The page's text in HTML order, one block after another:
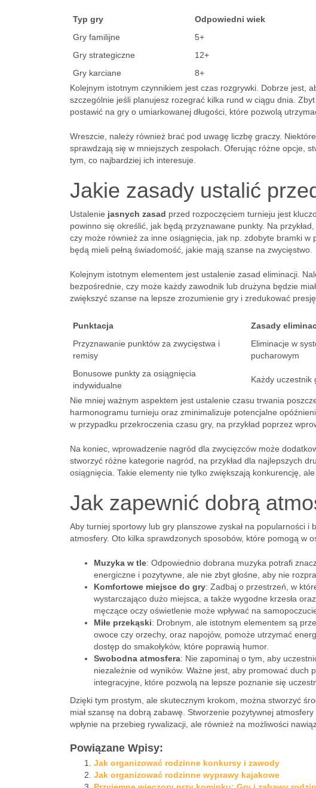
Typ gry Odpowiedni wiek
Gry familijne
5+
Gry strategiczne
12+
Gry karciane
8+
Kolejnym istotnym czynnikiem jest czas rozgrywki. Dobrze jest,
szczególnie jeśli planujesz rozegrać kilka rund w ciągu dnia.
postawić na gry o umiarkowanej długości, które pozwolą
Wreszcie, należy również brać pod uwagę liczbę graczy.
sprawdzają się w mniejszych zespołach. Oferując różne opcje,
tym, co najbardziej ich interesuje.
Jakie zasady ustalić
Ustalenie jasnych zasad przed rozpoczęciem turnieju jest
powinno się określić, jak będą przyznawane punkty. Na
czy może również za inne osiągnięcia, jak np. zdobyte bramki w
będą mieli pełną świadomość, jakie mają szanse na zwycięstwo.
Kolejnym istotnym elementem jest ustalenie zasad eliminacji.
bezpośrednie, czy może każdy zawodnik lub drużyna będzie
zwiększyć szanse na lepsze zrozumienie gry i zredukować
Punktacja Zasady
Przyznawanie punktów za zwycięstwa i
remisy
Eliminacje w
pucharowym
Bonusowe punkty za osiągnięcia
indywidualne
Każdy uczestnik
Nie mniej ważnym aspektem jest ustalenie czasu trwania
harmonogramu turnieju oraz zminimalizuje potencjalne
w przypadku przekroczenia czasu gry, na przykład poprzez
Na koniec, wprowadzenie nagród dla zwycięzców może
stworzyć różne kategorie nagród, na przykład dla najlepszych
osiągnięcia. Takie elementy nie tylko zwiększają konkurencję,
Jak zapewnić dobrą
Aby turniej sportowy lub gry planszowe zyskał na popularności
atmosfery. Oto kilka sprawdzonych sposobów, które pomogą w
Muzyka w tle: Odpowiednio dobrana muzyka potrafi
energiczne i pozytywne, ale nie zbyt głośne, aby nie
Komfortowe miejsce do gry: Zadbaj o przestrzeń, w
wystarczająco dużo miejsca, a także wygodne krzesła
męczące oczy oświetlenie może wpływać na
Miłe przekąski: Drobnym, ale istotnym elementem są
owoce czy orzechy, oraz napojów, pomoże utrzymać
dostęp do smakołyków, które poprawią humor.
Swobodna atmosfera: Nie zapominaj o tym, aby
niezależnie od wyników. Ważne jest, aby promować duch
integracyjne, które pozwolą na lepsze poznanie się
Dzięki tym prostym, ale skutecznym krokom, można stworzyć
miał szansę na dobrą zabawę. Stworzenie pozytywnej
wpłynie na przebieg rywalizacji, ale również na możliwości
Powiązane Wpisy:
Jak organizować rodzinne konkursy i zawody
Jak organizować rodzinne wyprawy kajakowe